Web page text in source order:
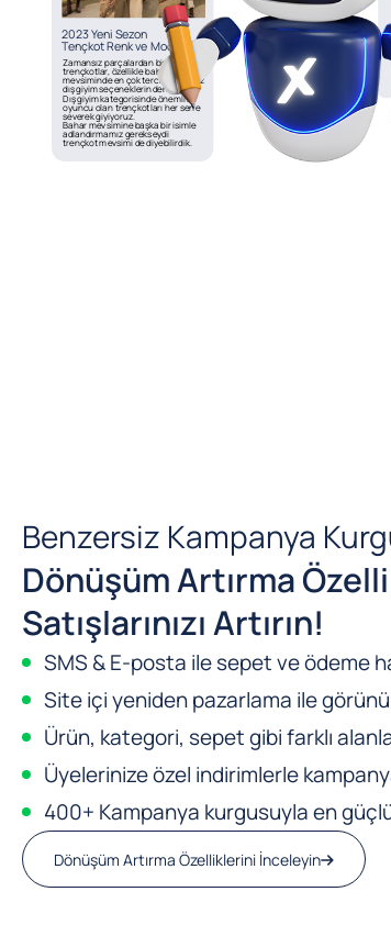
Benzersiz Kampanya
Dönüşüm Artırma
Satışlarınızı Artırın!
SMS & E-posta ile sepet ve ödeme
Site içi yeniden pazarlama ile
Ürün, kategori, sepet gibi farklı
Üyelerinize özel indirimlerle
400+ Kampanya kurgusuyla en
Dönüşüm Artırma Özelliklerini İnceleyin